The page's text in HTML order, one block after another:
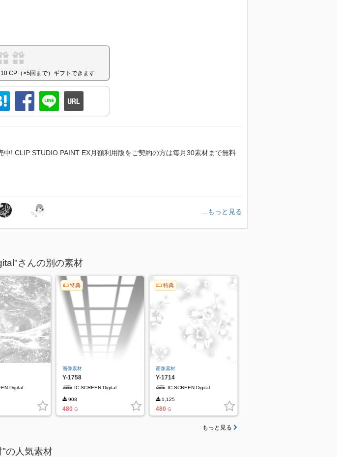
CP（×5回まで）ギフトできます
! CLIP STUDIO PAINT EX月額利用版をご契約の方は毎月30素材まで無料
...もっと見る
さんの別の素材
Digital
特典
画像素材
Y-1758
IC SCREEN Digital
908
480 G
特典
画像素材
Y-1714
IC SCREEN Digital
1,125
480 G
もっと見る
の人気素材